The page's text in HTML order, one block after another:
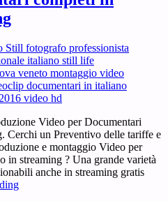
Video per Documentari
Cerchi un Preventivo delle tariffe e
e montaggio Video per
in streaming ? Una grande varietà
anche in streaming gratis
Preventivo